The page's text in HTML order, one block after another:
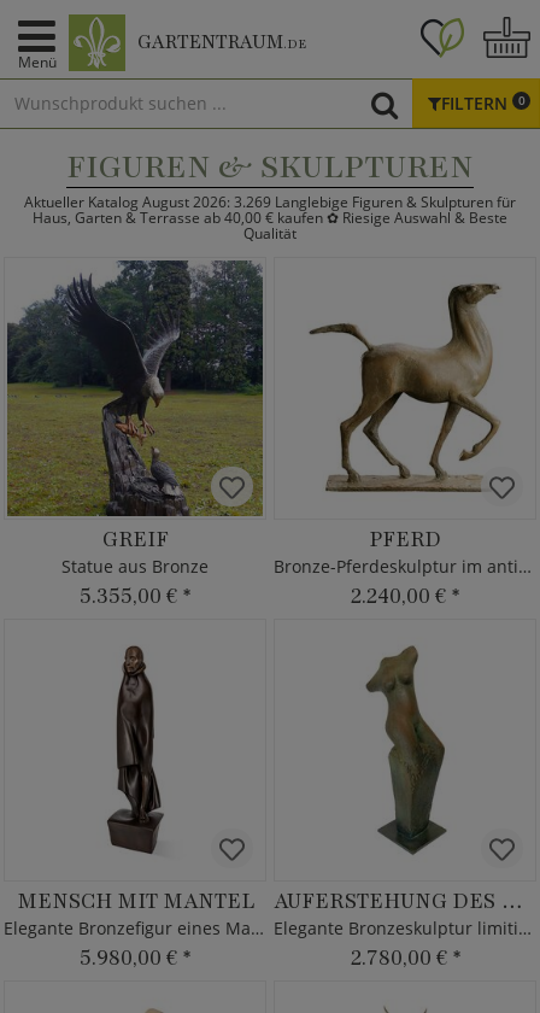
Menü
GARTENTRAUM.DE
FILTERN 0
FIGUREN & SKULPTUREN
Aktueller Katalog August 2026: 3.269 Langlebige Figuren & Skulpturen für
Haus, Garten & Terrasse ab 40,00 € kaufen ✿ Riesige Auswahl & Beste
Qualität
GREIF
Statue aus Bronze
5.355,00 € *
PFERD
Bronze-Pferdeskulptur im antiken Design
2.240,00 € *
MENSCH MIT MANTEL
Elegante Bronzefigur eines Mannes
5.980,00 € *
AUFERSTEHUNG DES MENSCHLICHEN PHÖNIX
Elegante Bronzeskulptur limitiert Frauentorso
2.780,00 € *